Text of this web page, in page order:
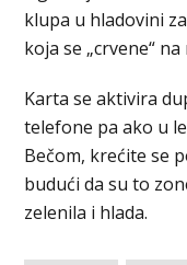
klupa u hladovini
koja se „crvene“ na
Karta se aktivira
telefone pa ako u
Bečom, krećite se
budući da su to
zelenila i hlada.